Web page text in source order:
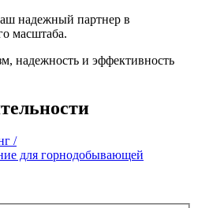
надежный партнер в
масштаба.
надежность и эффективность
/
для горнодобывающей